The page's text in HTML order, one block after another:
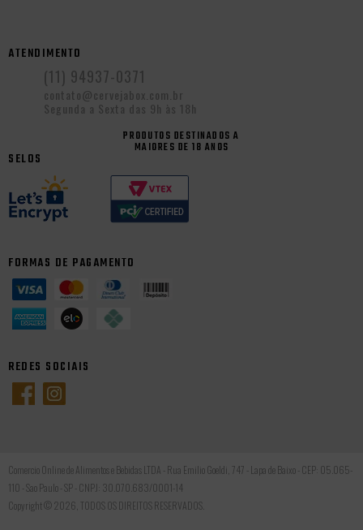
ATENDIMENTO
(11) 94937-0371
contato@cervejabox.com.br
Segunda a Sexta das 9h às 18h
PRODUTOS DESTINADOS A
MAIORES DE 18 ANOS
SELOS
FORMAS DE PAGAMENTO
REDES SOCIAIS
Comercio Online de Alimentos e Bebidas LTDA - Rua Emilio Goeldi, 747 - Lapa de Baixo - CEP: 05.065-
110 - Sao Paulo - SP - CNPJ: 30.070.683/0001-14
Copyright © 2026, TODOS OS DIREITOS RESERVADOS.